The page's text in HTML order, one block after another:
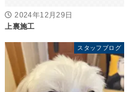
2024年12月29日
上裏施工
スタッフブログ